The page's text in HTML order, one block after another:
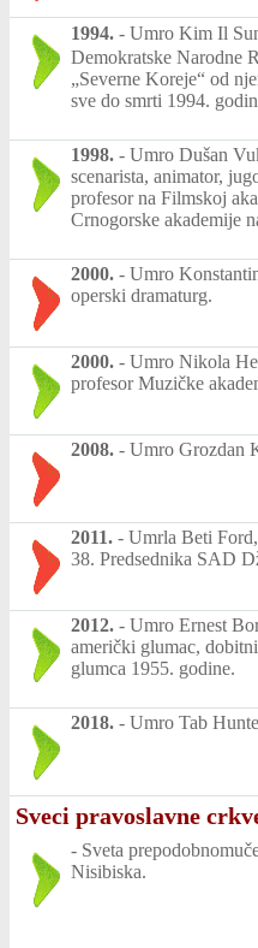
1994. - Umro Kim Il
Demokratske Narodne
„Severne Koreje“ od
sve do smrti 1994.
1998. - Umro Dušan
scenarista, animator,
profesor na Filmskoj
Crnogorske akademije
2000. - Umro
operski dramaturg.
2000. - Umro Nikola
profesor Muzičke
2008. - Umro Grozdan
2011. - Umrla Beti
38. Predsednika SAD
2012. - Umro Ernest
američki glumac,
glumca 1955. godine.
2018. - Umro Tab
Sveci pravoslavne
- Sveta
Nisibiska.